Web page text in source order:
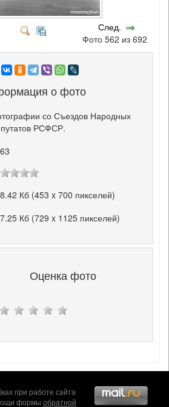
След.
Фото 562 из 692
о фото
со Съездов Народных
РСФСР.
Кб (453 x 700 пикселей)
Кб (729 x 1125 пикселей)
Оценка фото
при работе сайта
формы обратной